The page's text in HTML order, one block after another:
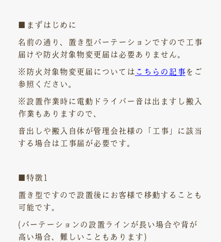
■まずはじめに
名前の通り、置き型パーテーションですので工事
届けや防火対象物変更届は必要ありません。
※防火対象物変更届については こちらの記事をご
参照ください。
※設置作業時に電動ドライバー音は出ますし搬入
作業もありますので、
音出しや搬入自体が管理会社様の「工事」に該当
する場合は工事届が必要です。
■特徴1
置き型ですので設置後にお客様で移動することも
可能です。
(パーテーションの設置ラインが長い場合や背が
高い場合、難しいこともあります)